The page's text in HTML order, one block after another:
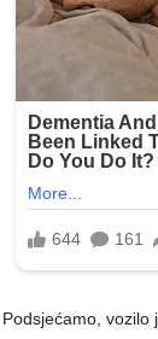
Podsjećamo, vozilo